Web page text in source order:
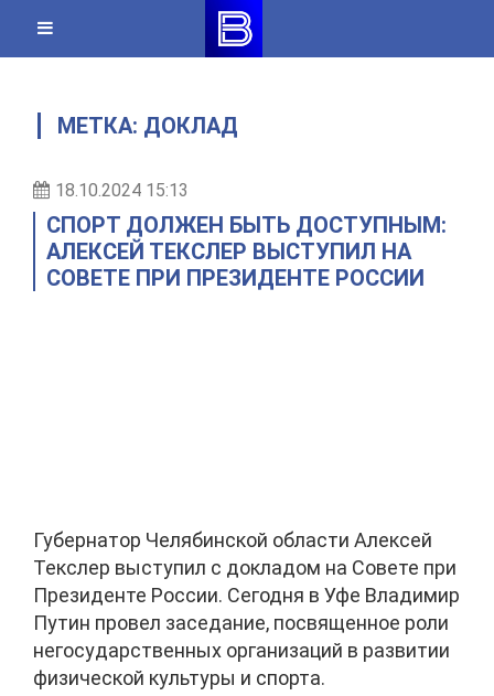
content
МЕТКА: ДОКЛАД
18.10.2024 15:13
СПОРТ ДОЛЖЕН БЫТЬ ДОСТУПНЫМ:
АЛЕКСЕЙ ТЕКСЛЕР ВЫСТУПИЛ НА
СОВЕТЕ ПРИ ПРЕЗИДЕНТЕ РОССИИ
Губернатор Челябинской области Алексей
Текслер выступил с докладом на Совете при
Президенте России. Сегодня в Уфе Владимир
Путин провел заседание, посвященное роли
негосударственных организаций в развитии
физической культуры и спорта.